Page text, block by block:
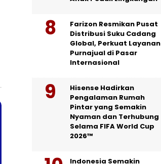
Farizon Resmikan Pusat
Distribusi Suku Cadang
Global, Perkuat Layanan
Purnajual di Pasar
Internasional
Hisense Hadirkan
Pengalaman Rumah
Pintar yang Semakin
Nyaman dan Terhubung
Selama FIFA World Cup
2026™
Indonesia Semakin